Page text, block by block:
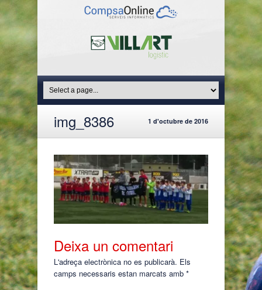
img_8386 1 d'octubre de 2016
Deixa un comentari
L'adreça electrònica no es publicarà. Els
camps necessaris estan marcats amb *